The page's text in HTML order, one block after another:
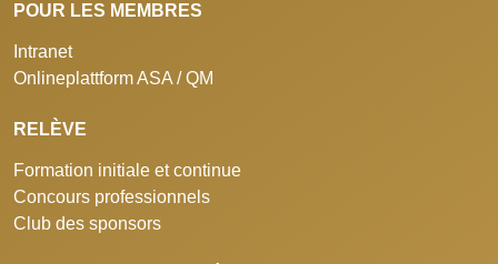
POUR LES MEMBRES
Intranet
Onlineplattform ASA / QM
RELÈVE
Formation initiale et continue
Concours professionnels
Club des sponsors